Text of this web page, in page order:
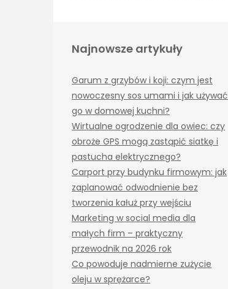
Najnowsze artykuły
Garum z grzybów i koji: czym jest
nowoczesny sos umami i jak używać
go w domowej kuchni?
Wirtualne ogrodzenie dla owiec: czy
obroże GPS mogą zastąpić siatkę i
pastucha elektrycznego?
Carport przy budynku firmowym: jak
zaplanować odwodnienie bez
tworzenia kałuż przy wejściu
Marketing w social media dla
małych firm – praktyczny
przewodnik na 2026 rok
Co powoduje nadmierne zużycie
oleju w sprężarce?